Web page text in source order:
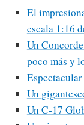
El
escala 1:16
Un
poco más y
Un
Un C-17